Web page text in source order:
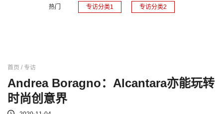
热门 专访分类1 专访分类2
首页 / 专访
Andrea Boragno：Alcantara亦能玩转
时尚创意界